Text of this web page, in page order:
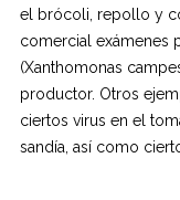
el brócoli, repollo y
comercial exámenes
(Xanthomonas
productor. Otros
ciertos virus en el
sandía, así como